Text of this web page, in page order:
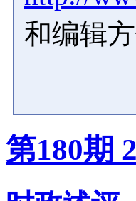
和编辑
第180期